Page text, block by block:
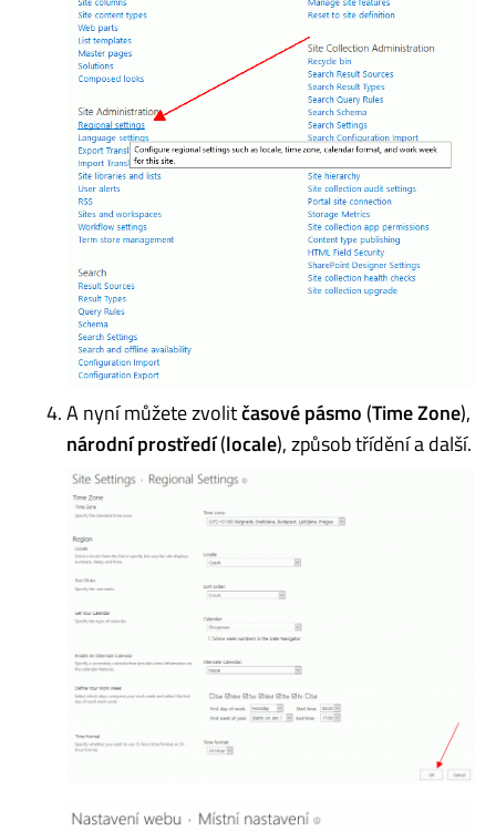
A nyní můžete zvolitčasové pásmo (Time Zone),
národní prostředí(locale), způsob třídění a další.